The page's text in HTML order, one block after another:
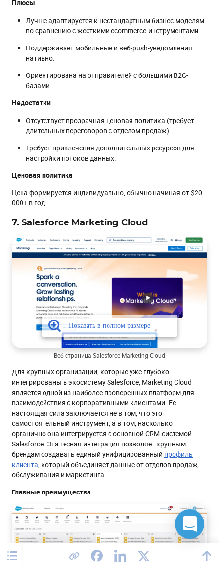
Плюсы
Лучше адаптируется к нестандартным бизнес-моделям
по сравнению с жесткими ecommerce-инструментами.
Поддерживает мобильные и веб-push-уведомления
нативно.
Ориентирована на отправителей с большими B2C-
базами.
Недостатки
Отсутствует прозрачная ценовая политика (требует
длительных переговоров с отделом продаж).
Требует привлечения дополнительных ресурсов для
настройки потоков данных.
Ценовая политика
Цена формируется индивидуально, обычно начиная от $20
000+ в год.
7. Salesforce Marketing Cloud
Веб-страница Salesforce Marketing Cloud
Для крупных организаций, которые уже глубоко
интегрированы в экосистему Salesforce, Marketing Cloud
является одной из наиболее проверенных платформ для
взаимодействия с корпоративными клиентами. Ее
настоящая сила заключается не в том, что это
самостоятельный инструмент, а в том, насколько
органично она интегрируется с основной CRM-системой
Salesforce. Эта тесная интеграция позволяет крупным
брендам создавать единый унифицированный профиль
клиента, который объединяет данные от отделов продаж,
обслуживания и маркетинга.
Главные преимущества